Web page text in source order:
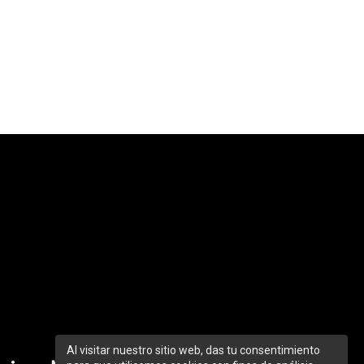
Al visitar nuestro sitio web, das tu consentimiento